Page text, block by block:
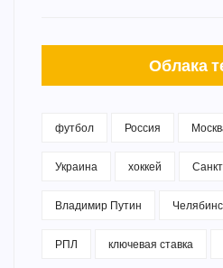
Облака
футбол Россия
Украина хоккей
Владимир Путин
РПЛ ключевая ставка